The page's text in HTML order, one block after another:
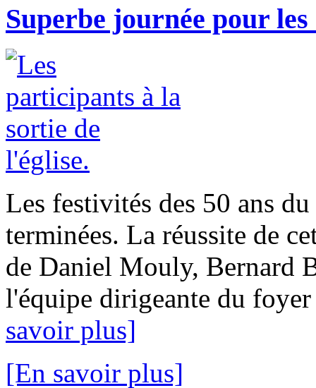
Superbe journée pour
Les festivités des 50 ans
terminées. La réussite de
de Daniel Mouly, Bernard
l'équipe dirigeante du
savoir plus]
[En savoir plus]